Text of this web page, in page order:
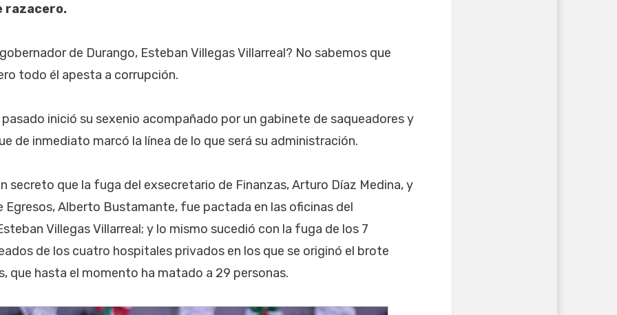
razacero.
de Durango, Esteban Villegas Villarreal? No sabemos que
todo él apesta a corrupción.
inició su sexenio acompañado por un gabinete de saqueadores y
de inmediato marcó la línea de lo que será su administración.
secreto que la fuga del exsecretario de Finanzas, Arturo Díaz Medina, y
Egresos, Alberto Bustamante, fue pactada en las oficinas del
Villegas Villarreal; y lo mismo sucedió con la fuga de los 7
de los cuatro hospitales privados en los que se originó el brote
que hasta el momento ha matado a 29 personas.